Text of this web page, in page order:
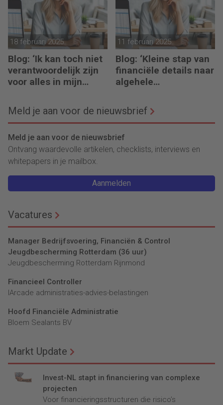
18 februari 2025
Blog: ‘Ik kan toch niet
verantwoordelijk zijn
voor alles in mijn
11 februari 2025
Blog: ‘Kleine stap van
financiële details naar
algehele
Meld je aan voor de nieuwsbrief
Meld je aan voor de nieuwsbrief
Ontvang waardevolle artikelen, checklists, interviews en
whitepapers in je mailbox.
Aanmelden
Vacatures
Manager Bedrijfsvoering, Financiën & Control
Jeugdbescherming Rotterdam (36 uur)
Jeugdbescherming Rotterdam Rijnmond
Financieel Controller
lArcade administraties-advies-belastingen
Hoofd Financiële Administratie
Bloem Sealants BV
Markt Update
Invest-NL stapt in financiering van complexe
projecten
Voor financieringsstructuren die risico’s